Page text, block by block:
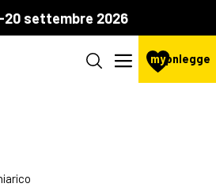
20 settembre 2026
mypnlegge